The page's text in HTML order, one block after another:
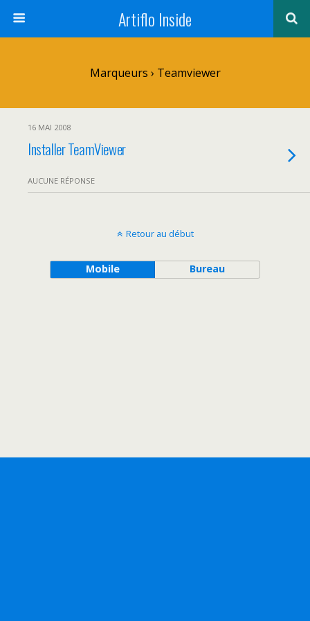
Artiflo Inside
Marqueurs › Teamviewer
16 MAI 2008
Installer TeamViewer
AUCUNE RÉPONSE
Retour au début
Mobile Bureau